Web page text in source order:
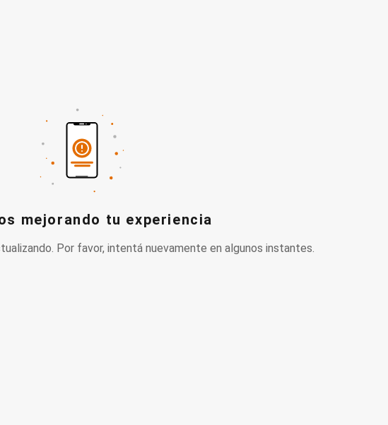
mejorando tu experiencia
Por favor, intentá nuevamente en algunos instantes.